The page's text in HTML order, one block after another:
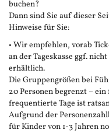
buchen?
Dann sind Sie auf dieser
Hinweise für Sie:
• Wir empfehlen, vorab
an der Tageskasse ggf.
erhältlich.
Die Gruppengrößen bei
20 Personen begrenzt –
frequentierte Tage ist
Aufgrund der
für Kinder von 1-3 Jahren